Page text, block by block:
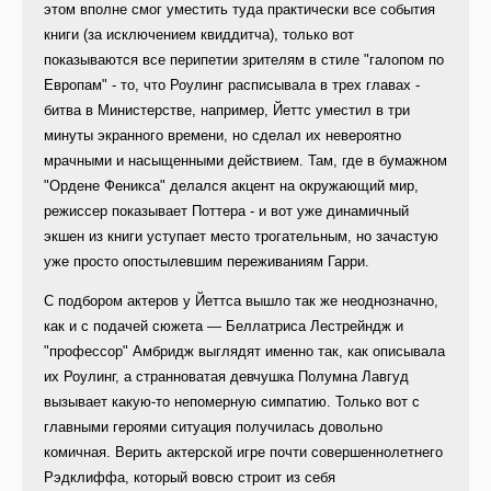
этом вполне смог уместить туда практически все события
книги (за исключением квиддитча), только вот
показываются все перипетии зрителям в стиле "галопом по
Европам" - то, что Роулинг расписывала в трех главах -
битва в Министерстве, например, Йеттс уместил в три
минуты экранного времени, но сделал их невероятно
мрачными и насыщенными действием. Там, где в бумажном
"Ордене Феникса" делался акцент на окружающий мир,
режиссер показывает Поттера - и вот уже динамичный
экшен из книги уступает место трогательным, но зачастую
уже просто опостылевшим переживаниям Гарри.
С подбором актеров у Йеттса вышло так же неоднозначно,
как и с подачей сюжета — Беллатриса Лестрейндж и
"профессор" Амбридж выглядят именно так, как описывала
их Роулинг, а странноватая девчушка Полумна Лавгуд
вызывает какую-то непомерную симпатию. Только вот с
главными героями ситуация получилась довольно
комичная. Верить актерской игре почти совершеннолетнего
Рэдклиффа, который вовсю строит из себя